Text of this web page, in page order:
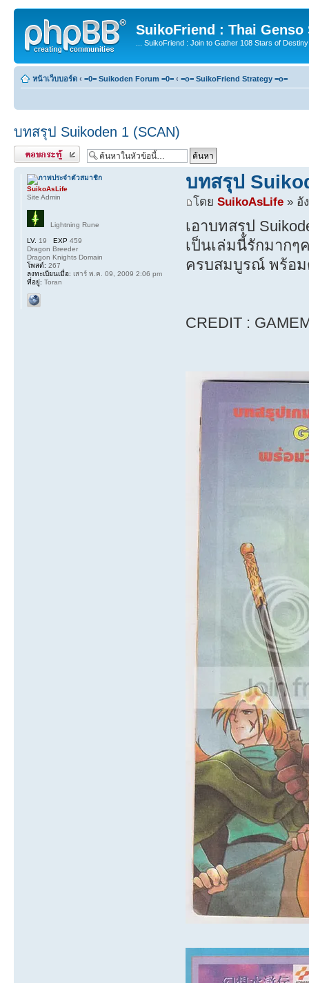
SuikoFriend : Thai Genso
... SuikoFriend : Join to Gather 108 Stars of
หน้าเว็บบอร์ด ‹ =0= Suikoden Forum =0= ‹ =o= SuikoFriend Strategy =o=
บทสรุป Suikoden 1 (SCAN)
ตอบกระทู้
บทสรุป
โดยSuikoAsLife » อั
เอาบทสรุป
เป็นเล่มนี้รักมากๆ
ครบสมบูรณ์ พร้อม
CREDIT :
SuikoAsLife
Site Admin
Lightning Rune
LV. 19 EXP 459
Dragon Breeder
Dragon Knights Domain
โพสต์: 267
ลงทะเบียนเมื่อ: เสาร์ พ.ค. 09, 2009 2:06 pm
ที่อยู่: Toran